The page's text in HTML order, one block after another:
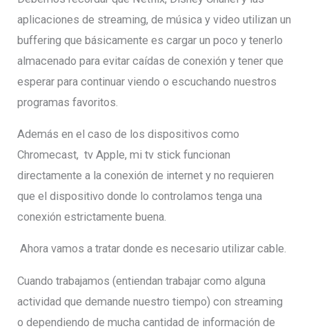
aplicaciones de streaming, de música y video utilizan un
buffering que básicamente es cargar un poco y tenerlo
almacenado para evitar caídas de conexión y tener que
esperar para continuar viendo o escuchando nuestros
programas favoritos.
Además en el caso de los dispositivos como
Chromecast, tv Apple, mi tv stick funcionan
directamente a la conexión de internet y no requieren
que el dispositivo donde lo controlamos tenga una
conexión estrictamente buena.
Ahora vamos a tratar donde es necesario utilizar cable.
Cuando trabajamos (entiendan trabajar como alguna
actividad que demande nuestro tiempo) con streaming
o dependiendo de mucha cantidad de información de